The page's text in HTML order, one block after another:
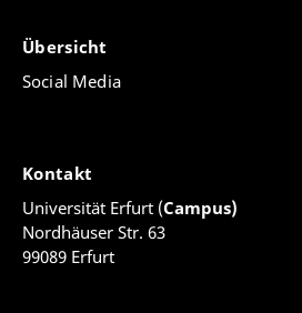
Übersicht
Social Media
Kontakt
Universität Erfurt (Campus)
Nordhäuser Str. 63
99089 Erfurt